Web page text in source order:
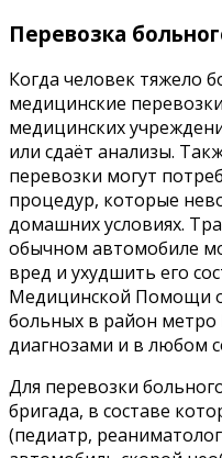
Перевозка
Когда человек тяжело
медицинские
медицинских
или сдаёт анализы.
перевозки могут
процедур, которые
домашних условиях.
обычном автомобиле
вред и ухудшить его
Медицинской Помощи
больных в район
диагнозами и в любом
Для перевозки
бригада, в составе
(педиатр,